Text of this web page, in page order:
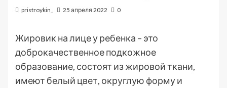
pristroykin_ 25 апреля 2022 0
Жировик на лице у ребенка – это
доброкачественное подкожное
образование, состоят из жировой ткани,
имеют белый цвет, округлую форму и